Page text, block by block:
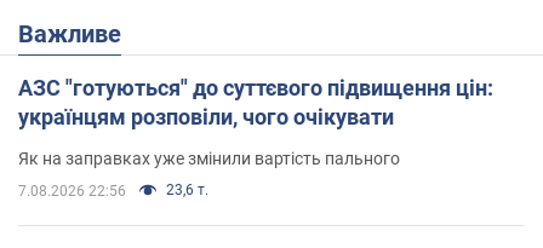
Важливе
АЗС "готуються" до суттєвого підвищення цін:
українцям розповіли, чого очікувати
Як на заправках уже змінили вартість пального
7.08.2026 22:56 23,6 т.